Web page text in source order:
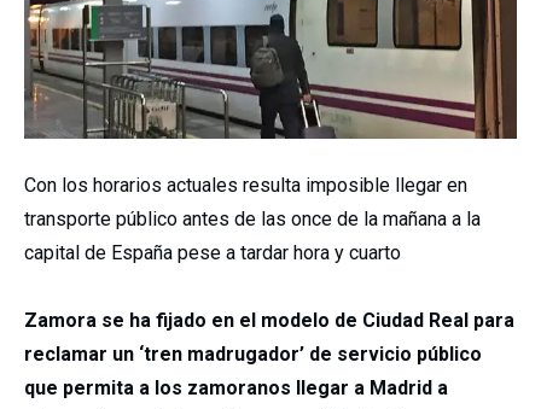
Con los horarios actuales resulta imposible llegar en
transporte público antes de las once de la mañana a la
capital de España pese a tardar hora y cuarto
Zamora se ha fijado en el modelo de Ciudad Real para
reclamar un ‘tren madrugador’ de servicio público
que permita a los zamoranos llegar a Madrid a